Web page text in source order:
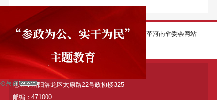
友情链接： 洛阳市政协 洛阳人民政府
民革河南省委会网站
电话：0379-89899631
地址：洛阳洛龙区太康路22号政协楼325
邮编：471000